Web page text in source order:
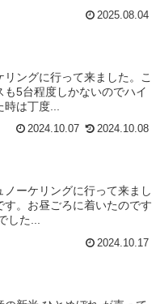
2025.08.04
ングに行って来ました。こ
5台程度しかないのでハイ
は丁度...
2024.10.07 2024.10.08
ーケリングに行って来まし
。お昼ごろに着いたのです
した...
2024.10.17